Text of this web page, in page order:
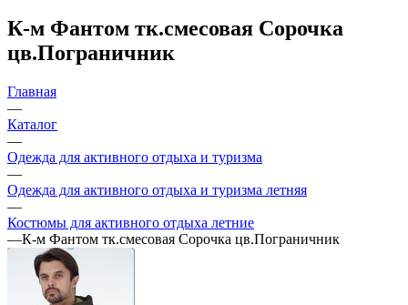
К-м Фантом тк.смесовая Сорочка
цв.Пограничник
Главная
—
Каталог
—
Одежда для активного отдыха и туризма
—
Одежда для активного отдыха и туризма летняя
—
Костюмы для активного отдыха летние
—К-м Фантом тк.смесовая Сорочка цв.Пограничник